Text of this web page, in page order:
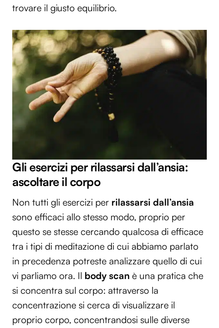
trovare il giusto equilibrio.
Gli esercizi per rilassarsi dall’ansia:
ascoltare il corpo
Non tutti gli esercizi per rilassarsi dall’ansia
sono efficaci allo stesso modo, proprio per
questo se stesse cercando qualcosa di efficace
tra i tipi di meditazione di cui abbiamo parlato
in precedenza potreste analizzare quello di cui
vi parliamo ora. Il body scan è una pratica che
si concentra sul corpo: attraverso la
concentrazione si cerca di visualizzare il
proprio corpo, concentrandosi sulle diverse